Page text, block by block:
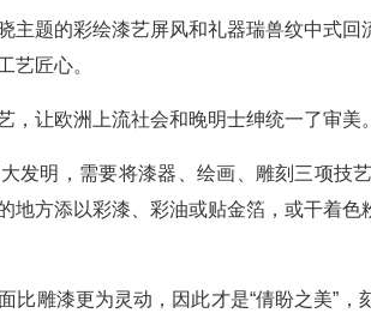
主题的彩绘漆艺屏风和礼器瑞兽纹中式
艺匠心。
，让欧洲上流社会和晚明士绅统一了审美。
发明，需要将漆器、绘画、雕刻三项技
地方添以彩漆、彩油或贴金箔，或干着
比雕漆更为灵动，因此才是“倩盼之美”